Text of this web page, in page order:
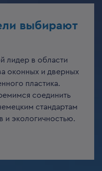
выбирают
лидер в области
оконных и дверных
пластика.
соединить
стандартам
и экологичностью.